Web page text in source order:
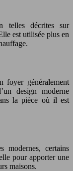
telles décrites sur
est utilisée plus en
foyer généralement
design moderne
la pièce où il est
modernes, certains
pour apporter une
maisons.